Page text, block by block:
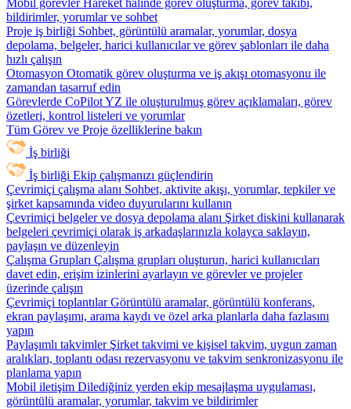
Mobil görevler Hareket hâlinde görev oluşturma, görev takibi,
bildirimler, yorumlar ve sohbet
Proje iş birliği Sohbet, görüntülü aramalar, yorumlar, dosya
depolama, belgeler, harici kullanıcılar ve görev şablonları ile daha
hızlı çalışın
Otomasyon Otomatik görev oluşturma ve iş akışı otomasyonu ile
zamandan tasarruf edin
Görevlerde CoPilotYZ ile oluşturulmuş görev açıklamaları, görev
özetleri, kontrol listeleri ve yorumlar
Tüm Görev ve Proje özelliklerine bakın
İş birliği
İş birliği Ekip çalışmanızı güçlendirin
Çevrimiçi çalışma alanı Sohbet, aktivite akışı, yorumlar, tepkiler ve
şirket kapsamında video duyurularını kullanın
Çevrimiçi belgeler ve dosya depolama alanı Şirket diskini kullanarak
belgeleri çevrimiçi olarak iş arkadaşlarınızla kolayca saklayın,
paylaşın ve düzenleyin
Çalışma Grupları Çalışma grupları oluşturun, harici kullanıcıları
davet edin, erişim izinlerini ayarlayın ve görevler ve projeler
üzerinde çalışın
Çevrimiçi toplantılar Görüntülü aramalar, görüntülü konferans,
ekran paylaşımı, arama kaydı ve özel arka planlarla daha fazlasını
yapın
Paylaşımlı takvimler Şirket takvimi ve kişisel takvim, uygun zaman
aralıkları, toplantı odası rezervasyonu ve takvim senkronizasyonu ile
planlama yapın
Mobil iletişim Dilediğiniz yerden ekip mesajlaşma uygulaması,
görüntülü aramalar, yorumlar, takvim ve bildirimler